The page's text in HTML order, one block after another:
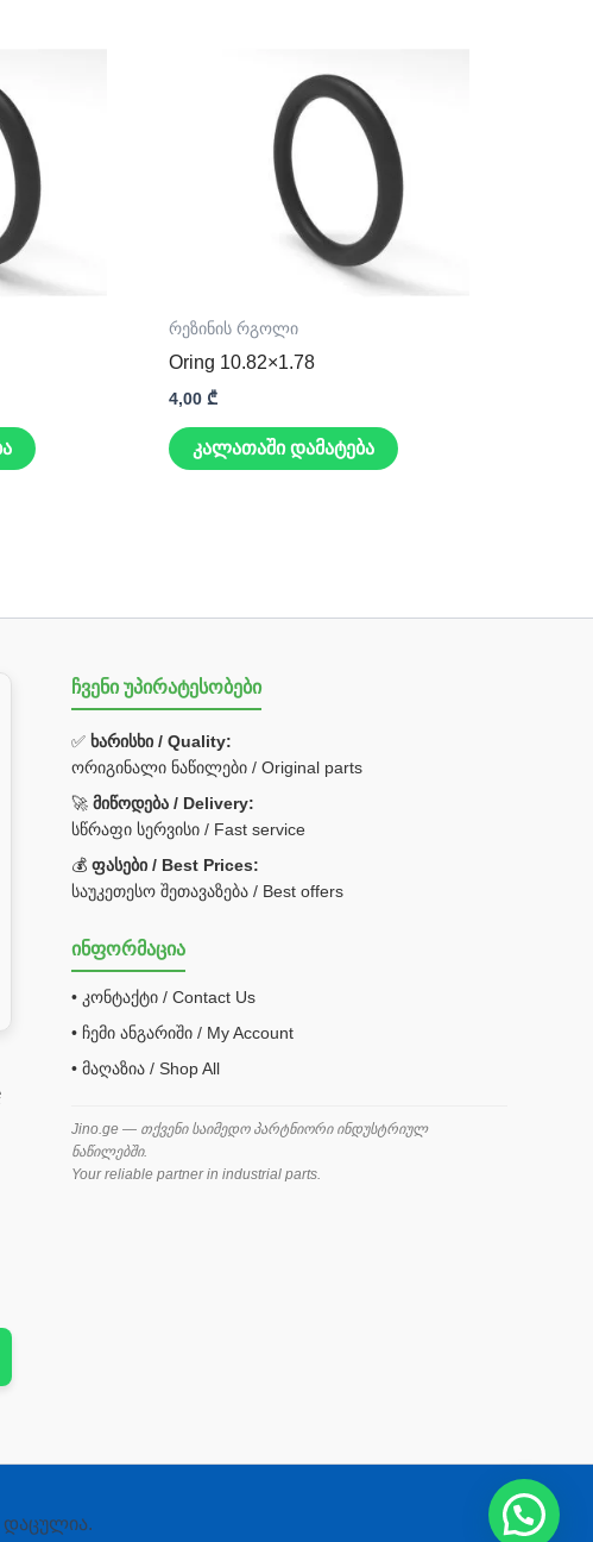
რეზინის რგოლი
Oring 10.82×1.78
4,00 ₾
კალათაში დამატება
ჩვენი უპირატესობები
✅ ხარისხი / Quality:
ორიგინალი ნაწილები / Original parts
🚀მიწოდება / Delivery:
სწრაფი სერვისი / Fast service
💰ფასები / Best Prices:
საუკეთესო შეთავაზება / Best offers
ინფორმაცია
• კონტაქტი / Contact Us
• ჩემი ანგარიში / My Account
• მაღაზია / Shop All
Jino.ge — თქვენი საიმედო პარტნიორი ინდუსტრიულ
ნაწილებში.
Your reliable partner in industrial parts.
დაცულია.